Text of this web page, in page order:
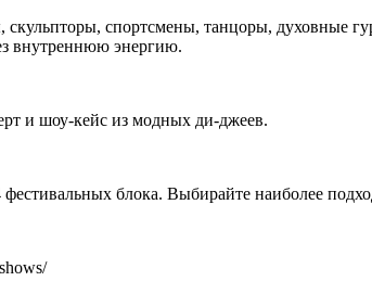
спортсмены, танцоры, духовные
внутреннюю энергию.
и шоу-кейс из модных ди-джеев.
блока. Выбирайте наиболее